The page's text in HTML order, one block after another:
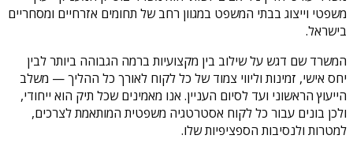
משפטי וייצוג בבתי המשפט במגוון רחב של תחומים אזרחיים ומסחריים
בישראל.
המשרד שם דגש על שילוב בין מקצועיות ברמה הגבוהה ביותר לבין
יחס אישי, זמינות וליווי צמוד של כל לקוח לאורך כל ההליך — משלב
הייעוץ הראשוני ועד לסיום העניין. אנו מאמינים שכל תיק הוא ייחודי,
ולכן בונים עבור כל לקוח אסטרטגיה משפטית המותאמת לצרכים,
למטרות ולנסיבות הספציפיות שלו.